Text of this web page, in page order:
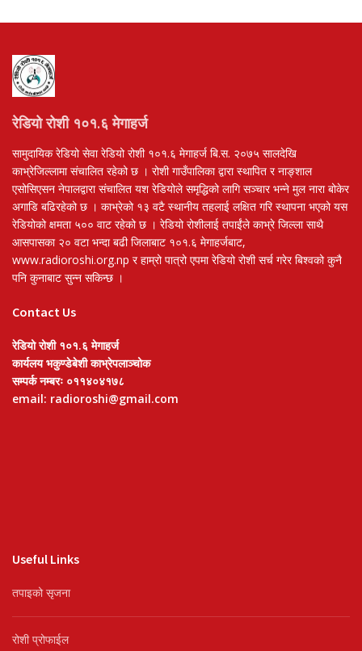
रेडियो रोशी १०१.६ मेगाहर्ज
सामुदायिक रेडियो सेवा रेडियो रोशी १०१.६ मेगाहर्ज बि.स. २०७५ सालदेखि
काभ्रेजिल्लामा संचालित रहेको छ । रोशी गाउँपालिका द्वारा स्थापित र नाङ्शाल
एसोसिएसन नेपालद्वारा संचालित यश रेडियोले समृद्धिको लागि सञ्चार भन्ने मुल नारा बोकेर
अगाडि बढिरहेको छ । काभ्रेको १३ वटै स्थानीय तहलाई लक्षित गरि स्थापना भएको यस
रेडियोको क्षमता ५०० वाट रहेको छ । रेडियो रोशीलाई तपाईंले काभ्रे जिल्ला साथै
आसपासका २० वटा भन्दा बढी जिलाबाट १०१.६ मेगाहर्जबाट,
www.radioroshi.org.np र हाम्रो पात्रो एपमा रेडियो रोशी सर्च गरेर बिश्वको कुनै
पनि कुनाबाट सुन्न सकिन्छ ।
Contact Us
रेडियो रोशी १०१.६ मेगाहर्ज
कार्यलय भकुण्डेबेशी काभ्रेपलाञ्चोक
सम्पर्क नम्बरः ०११४०४१७८
email: radioroshi@gmail.com
Useful Links
तपाइको सृजना
रोशी प्रोफाईल